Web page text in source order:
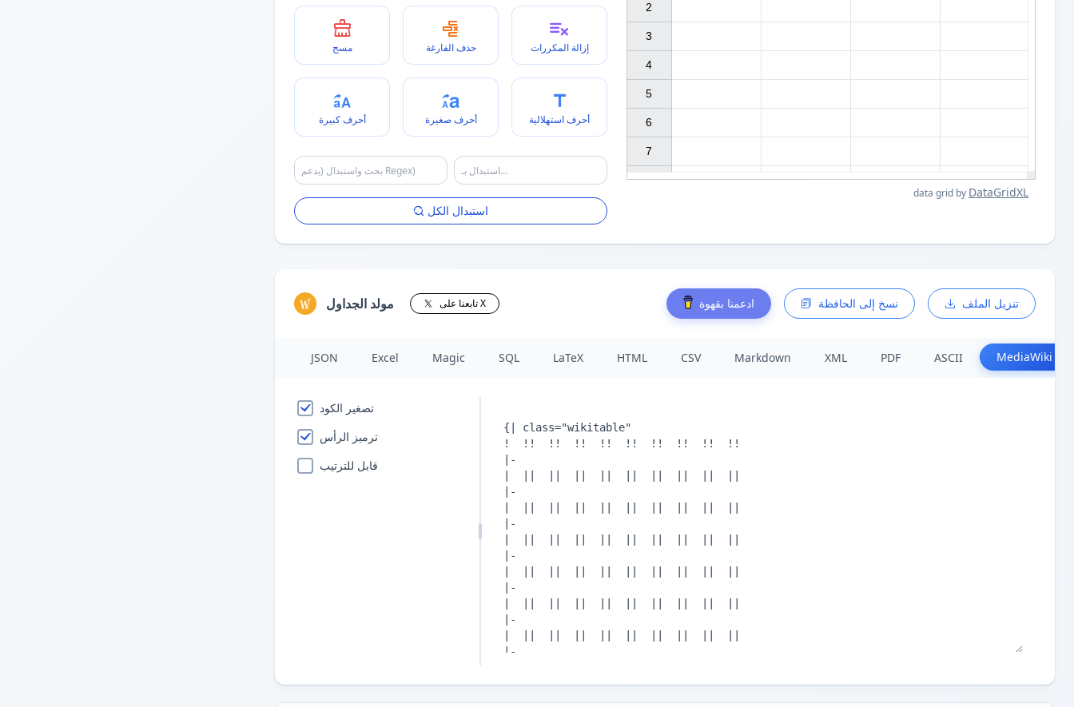
مسح حذف الفارغة إزالة المكررات
أحرف كبيرة أحرف صغيرة أحرف استهلالية
استبدال الكل
data grid by DataGridXL
2
3
4
5
6
7
مولد الجداول تابعنا على X ادعمنا بقهوة نسخ إلى الحافظة تنزيل الملف
JSON Excel Magic SQL LaTeX HTML CSV Markdown XML PDF ASCII MediaWiki
تصغير الكود
ترميز الرأس
قابل للترتيب